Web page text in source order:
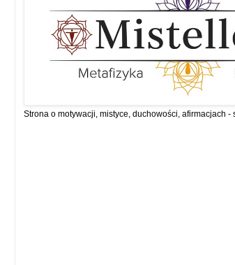
Strona o motywacji, mistyce, duchowości, afirmacjach